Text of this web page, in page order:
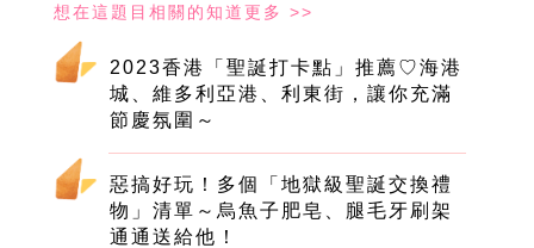
2023香港「聖誕打卡點」推薦♡海港
城、維多利亞港、利東街，讓你充滿
節慶氛圍～
惡搞好玩！多個「地獄級聖誕交換禮
物」清單～烏魚子肥皂、腿毛牙刷架
通通送給他！